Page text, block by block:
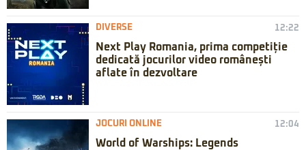
DIVERSE 12:22
Next Play Romania, prima competiție
dedicată jocurilor video românești
aflate în dezvoltare
JOCURI ONLINE 12:04
World of Warships: Legends